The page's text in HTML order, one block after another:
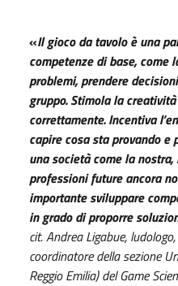
«Il gioco da tavolo è una
competenze di base, come
problemi, prendere
gruppo. Stimola la
correttamente. Incentiva
capire cosa sta provando e
una società come la
professioni future ancora
importante sviluppare
in grado di proporre
cit. Andrea Ligabue,
coordinatore della sezione
Reggio Emilia) del Game